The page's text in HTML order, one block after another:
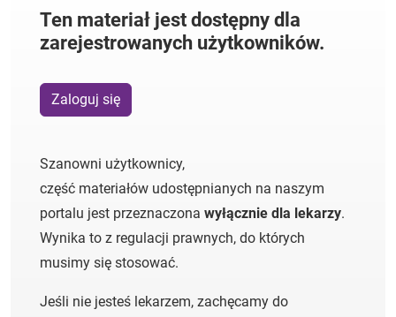
Ten materiał jest dostępny dla
zarejestrowanych użytkowników.
Zaloguj się
Szanowni użytkownicy,
część materiałów udostępnianych na naszym
portalu jest przeznaczona wyłącznie dla lekarzy.
Wynika to z regulacji prawnych, do których
musimy się stosować.
Jeśli nie jesteś lekarzem, zachęcamy do